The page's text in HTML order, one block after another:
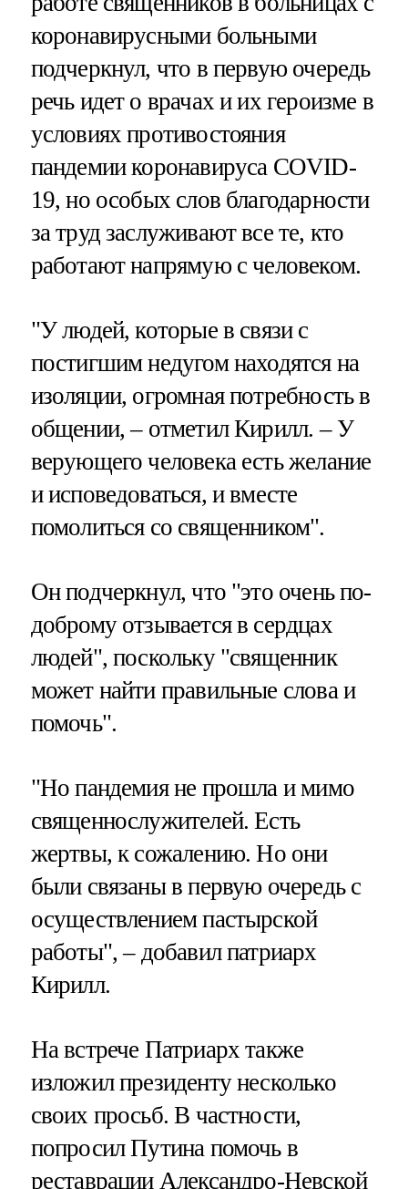
коронавирусными больными
подчеркнул, что в первую очередь
речь идет о врачах и их героизме в
условиях противостояния
пандемии коронавируса COVID-
19, но особых слов благодарности
за труд заслуживают все те, кто
работают напрямую с человеком.
"У людей, которые в связи с
постигшим недугом находятся на
изоляции, огромная потребность в
общении, – отметил Кирилл. – У
верующего человека есть желание
и исповедоваться, и вместе
помолиться со священником".
Он подчеркнул, что "это очень по-
доброму отзывается в сердцах
людей", поскольку "священник
может найти правильные слова и
помочь".
"Но пандемия не прошла и мимо
священнослужителей. Есть
жертвы, к сожалению. Но они
были связаны в первую очередь с
осуществлением пастырской
работы", – добавил патриарх
Кирилл.
На встрече Патриарх также
изложил президенту несколько
своих просьб. В частности,
попросил Путина помочь в
реставрации Александро-Невской